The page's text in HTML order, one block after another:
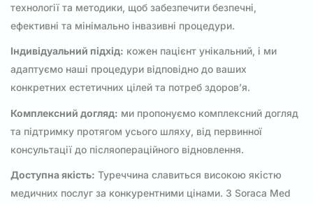
технології та методики, щоб забезпечити безпечні,
ефективні та мінімально інвазивні процедури.
Індивідуальний підхід: кожен пацієнт унікальний, і ми
адаптуємо наші процедури відповідно до ваших
конкретних естетичних цілей та потреб здоров’я.
Комплексний догляд: ми пропонуємо комплексний догляд
та підтримку протягом усього шляху, від первинної
консультації до післяопераційного відновлення.
Доступна якість: Туреччина славиться високою якістю
медичних послуг за конкурентними цінами. З Soraca Med